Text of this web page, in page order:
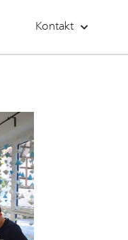
Kontakt